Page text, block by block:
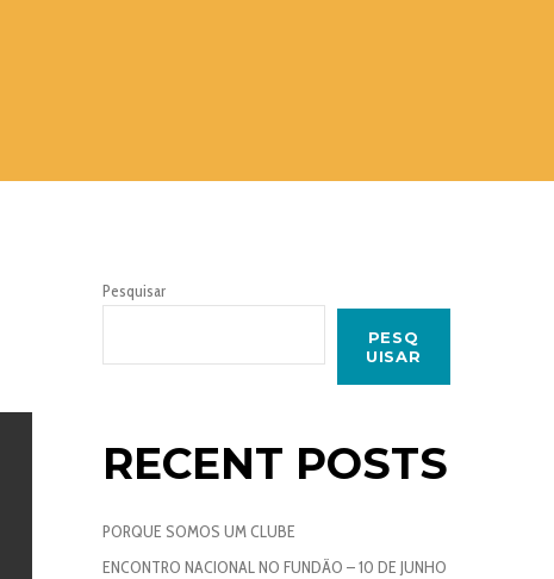
Pesquisar
PESQ
UISAR
RECENT POSTS
PORQUE SOMOS UM CLUBE
ENCONTRO NACIONAL NO FUNDÃO – 10 DE JUNHO